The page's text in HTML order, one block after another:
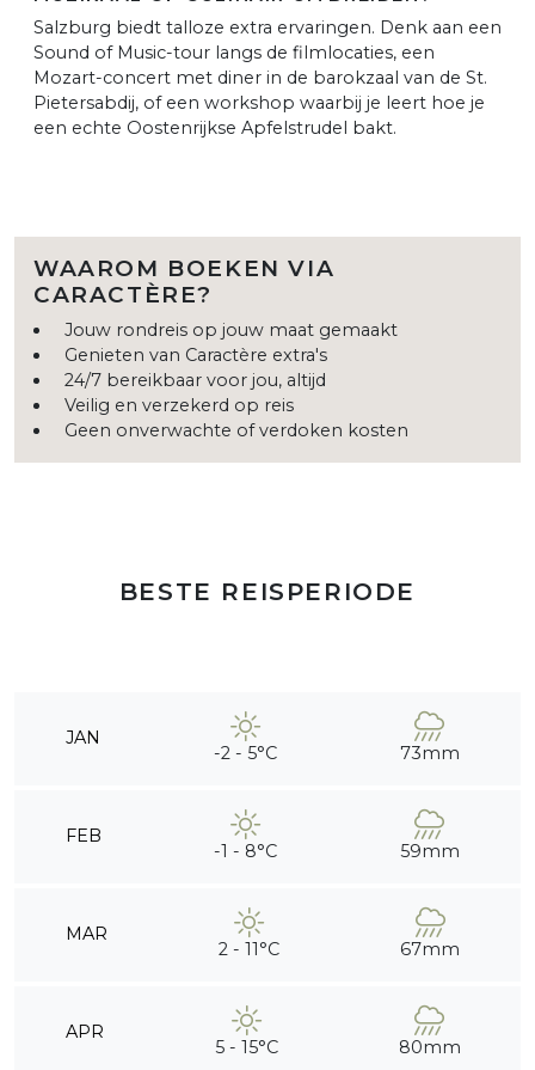
Salzburg biedt talloze extra ervaringen. Denk aan een
Sound of Music-tour langs de filmlocaties, een
Mozart-concert met diner in de barokzaal van de St.
Pietersabdij, of een workshop waarbij je leert hoe je
een echte Oostenrijkse Apfelstrudel bakt.
WAAROM BOEKEN VIA
CARACTÈRE?
Jouw rondreis op jouw maat gemaakt
Genieten van Caractère extra's
24/7 bereikbaar voor jou, altijd
Veilig en verzekerd op reis
Geen onverwachte of verdoken kosten
BESTE REISPERIODE
JAN
-2 - 5°C 73mm
FEB
-1 - 8°C 59mm
MAR
2 - 11°C 67mm
APR
5 - 15°C 80mm